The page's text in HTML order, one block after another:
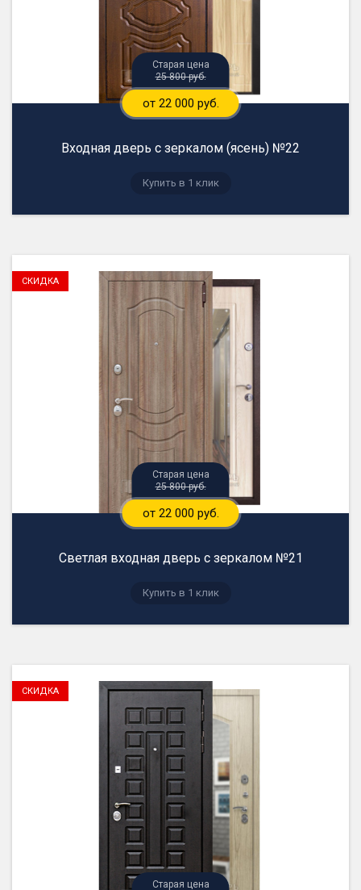
25 800 руб.
от 22 000 руб.
Входная дверь с зеркалом (ясень) №22
25 800 руб.
от 22 000 руб.
Светлая входная дверь с зеркалом №21